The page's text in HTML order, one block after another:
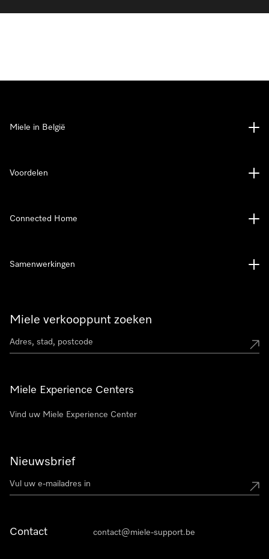
Miele verkooppunt zoeken
Miele Experience Centers
Vind uw Miele Experience Center
Nieuwsbrief
Contact contact@miele-support.be
Miele in België
Voordelen
Connected Home
Samenwerkingen